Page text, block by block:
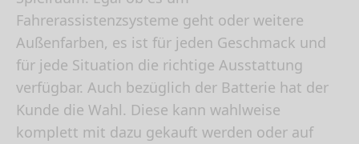
Fahrerassistenzsysteme geht oder weitere
Außenfarben, es ist für jeden Geschmack und
für jede Situation die richtige Ausstattung
verfügbar. Auch bezüglich der Batterie hat der
Kunde die Wahl. Diese kann wahlweise
komplett mit dazu gekauft werden oder auf